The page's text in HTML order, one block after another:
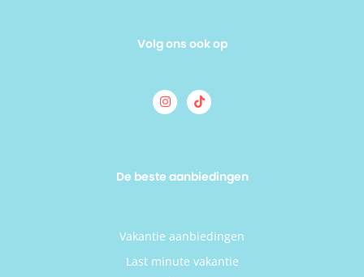
Volg ons ook op
De beste aanbiedingen
Vakantie aanbiedingen
Last minute vakantie